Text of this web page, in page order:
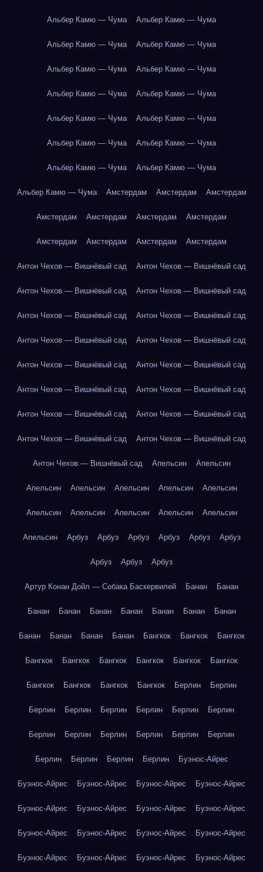
Альбер Камю — Чума Альбер Камю — Чума
Альбер Камю — Чума Альбер Камю — Чума
Альбер Камю — Чума Альбер Камю — Чума
Альбер Камю — Чума Альбер Камю — Чума
Альбер Камю — Чума Альбер Камю — Чума
Альбер Камю — Чума Альбер Камю — Чума
Альбер Камю — Чума Альбер Камю — Чума
Альбер Камю — Чума Амстердам Амстердам Амстердам
Амстердам Амстердам Амстердам Амстердам
Амстердам Амстердам Амстердам Амстердам
Антон Чехов — Вишнёвый сад Антон Чехов — Вишнёвый сад
Антон Чехов — Вишнёвый сад Антон Чехов — Вишнёвый сад
Антон Чехов — Вишнёвый сад Антон Чехов — Вишнёвый сад
Антон Чехов — Вишнёвый сад Антон Чехов — Вишнёвый сад
Антон Чехов — Вишнёвый сад Антон Чехов — Вишнёвый сад
Антон Чехов — Вишнёвый сад Антон Чехов — Вишнёвый сад
Антон Чехов — Вишнёвый сад Антон Чехов — Вишнёвый сад
Антон Чехов — Вишнёвый сад Антон Чехов — Вишнёвый сад
Антон Чехов — Вишнёвый сад Апельсин Апельсин
Апельсин Апельсин Апельсин Апельсин Апельсин
Апельсин Апельсин Апельсин Апельсин Апельсин
Апельсин Арбуз Арбуз Арбуз Арбуз Арбуз Арбуз
Арбуз Арбуз Арбуз
Артур Конан Дойл — Собака Баскервилей Банан Банан
Банан Банан Банан Банан Банан Банан Банан
Банан Банан Банан Банан Бангкок Бангкок Бангкок
Бангкок Бангкок Бангкок Бангкок Бангкок Бангкок
Бангкок Бангкок Бангкок Бангкок Берлин Берлин
Берлин Берлин Берлин Берлин Берлин Берлин
Берлин Берлин Берлин Берлин Берлин Берлин
Берлин Берлин Берлин Берлин Буэнос-Айрес
Буэнос-Айрес Буэнос-Айрес Буэнос-Айрес Буэнос-Айрес
Буэнос-Айрес Буэнос-Айрес Буэнос-Айрес Буэнос-Айрес
Буэнос-Айрес Буэнос-Айрес Буэнос-Айрес Буэнос-Айрес
Буэнос-Айрес Буэнос-Айрес Буэнос-Айрес Буэнос-Айрес